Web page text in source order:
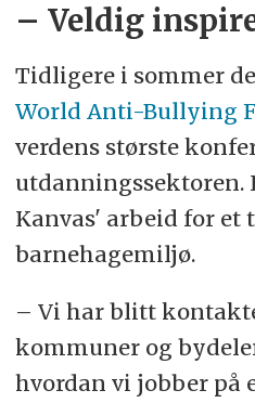
– Veldig
Tidligere i sommer
World Anti-Bullying
verdens største
utdanningssektoren.
Kanvas' arbeid for et
barnehagemiljø.
– Vi har blitt
kommuner og
hvordan vi jobber på